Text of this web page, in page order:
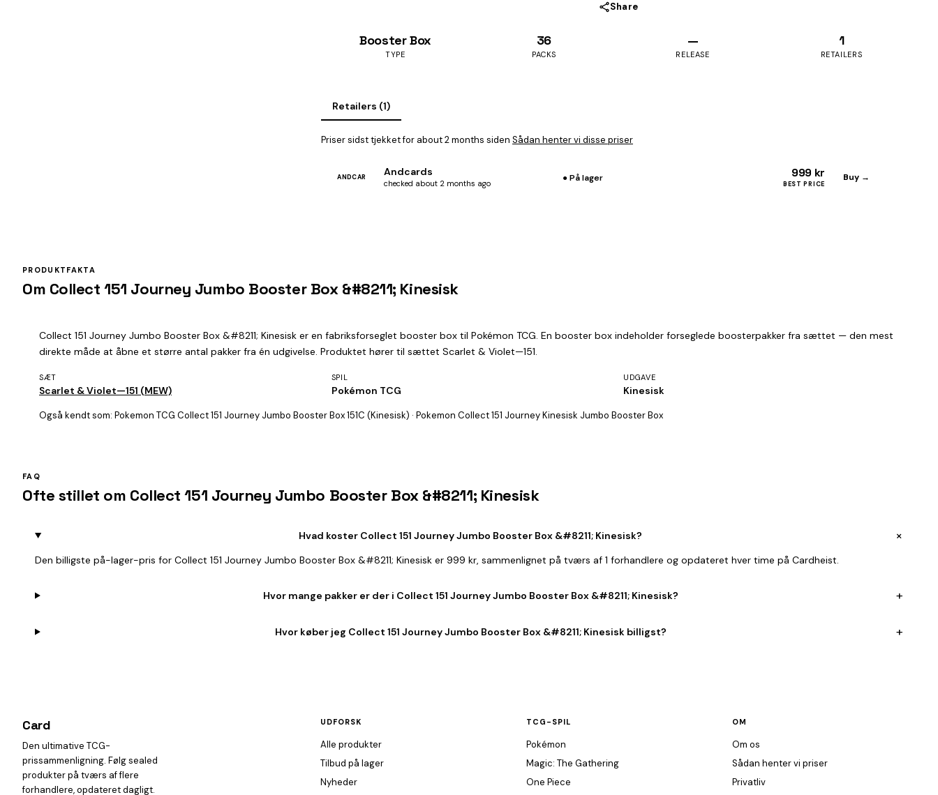
Share
Booster Box
TYPE
36
PACKS
—
RELEASE
1
RETAILERS
Retailers (1)
Priser sidst tjekket for about 2 months siden Sådan henter vi disse priser
ANDCAR Andcards
checked about 2 months ago ● På lager 999 kr
BEST PRICE
Buy →
PRODUKTFAKTA
Om Collect 151 Journey Jumbo Booster Box &#8211; Kinesisk
Collect 151 Journey Jumbo Booster Box &#8211; Kinesisk er en fabriksforseglet booster box til Pokémon TCG. En booster box indeholder forseglede boosterpakker fra sættet — den mest
direkte måde at åbne et større antal pakker fra én udgivelse. Produktet hører til sættet Scarlet & Violet—151.
SÆT
Scarlet & Violet—151 (MEW)
SPIL
Pokémon TCG
UDGAVE
Kinesisk
Også kendt som: Pokemon TCG Collect 151 Journey Jumbo Booster Box 151C (Kinesisk) · Pokemon Collect 151 Journey Kinesisk Jumbo Booster Box
FAQ
Ofte stillet om Collect 151 Journey Jumbo Booster Box &#8211; Kinesisk
Hvad koster Collect 151 Journey Jumbo Booster Box &#8211; Kinesisk? +
Den billigste på-lager-pris for Collect 151 Journey Jumbo Booster Box &#8211; Kinesisk er 999 kr, sammenlignet på tværs af 1 forhandlere og opdateret hver time på Cardheist.
Hvor mange pakker er der i Collect 151 Journey Jumbo Booster Box &#8211; Kinesisk? +
Hvor køber jeg Collect 151 Journey Jumbo Booster Box &#8211; Kinesisk billigst? +
Card
Den ultimative TCG-
prissammenligning. Følg sealed
produkter på tværs af flere
forhandlere, opdateret dagligt.
UDFORSK
Alle produkter
Tilbud på lager
Nyheder
TCG-SPIL
Pokémon
Magic: The Gathering
One Piece
OM
Om os
Sådan henter vi priser
Privatliv